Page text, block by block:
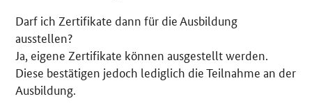
Darf ich Zertifikate dann für die Ausbildung
ausstellen?
Ja, eigene Zertifikate können ausgestellt werden.
Diese bestätigen jedoch lediglich die Teilnahme an der
Ausbildung.